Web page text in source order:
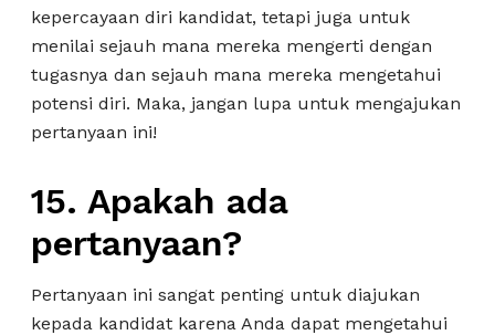
kepercayaan diri kandidat, tetapi juga untuk
menilai sejauh mana mereka mengerti dengan
tugasnya dan sejauh mana mereka mengetahui
potensi diri. Maka, jangan lupa untuk mengajukan
pertanyaan ini!
15. Apakah ada
pertanyaan?
Pertanyaan ini sangat penting untuk diajukan
kepada kandidat karena Anda dapat mengetahui